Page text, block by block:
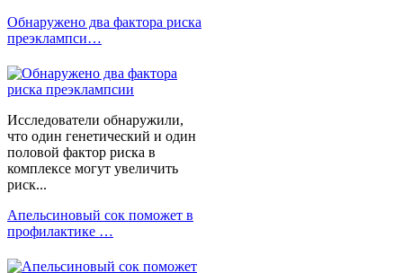
Обнаружено два фактора риска
преэклампси…
Исследователи обнаружили,
что один генетический и один
половой фактор риска в
комплексе могут увеличить
риск...
Апельсиновый сок поможет в
профилактике …